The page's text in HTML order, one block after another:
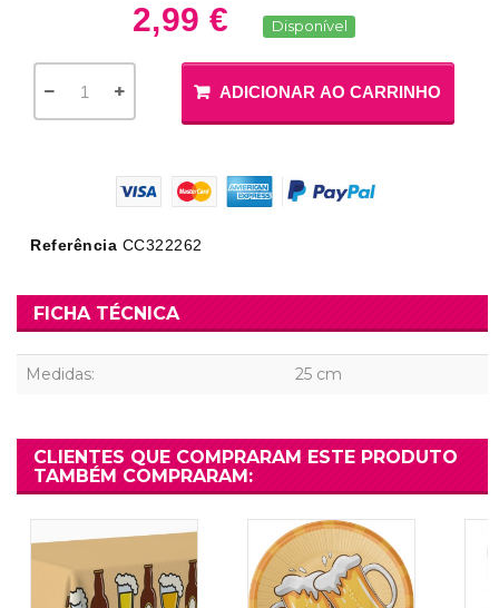
2,99 € Disponível
ADICIONAR AO CARRINHO
Referência CC322262
FICHA TÉCNICA
Medidas: 25 cm
CLIENTES QUE COMPRARAM ESTE PRODUTO
TAMBÉM COMPRARAM: